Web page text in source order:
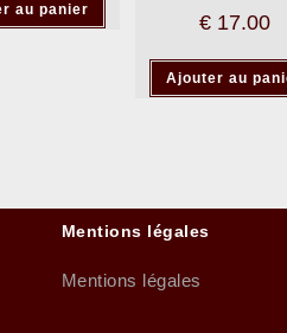
au panier
€17.00
Ajouter au
Mentions légales
Mentions légales